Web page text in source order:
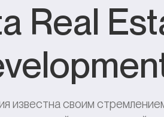
Real
известна своим